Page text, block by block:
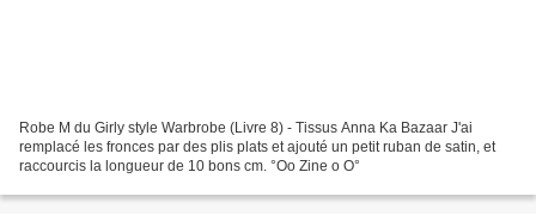
Robe M du Girly style Warbrobe (Livre 8) - Tissus Anna Ka Bazaar J'ai
remplacé les fronces par des plis plats et ajouté un petit ruban de satin, et
raccourcis la longueur de 10 bons cm. °Oo Zine o O°